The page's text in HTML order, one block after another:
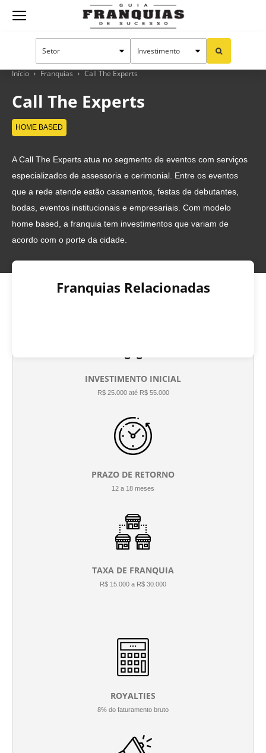
Guia
Franquias
Sucesso
Início Franquias Call The Experts
Call The Experts
HOME BASED
A Call The Experts atua no segmento de eventos com serviços
especializados de assessoria e cerimonial. Entre os eventos
que a rede atende estão casamentos, festas de debutantes,
bodas, eventos institucionais e empresariais. Com modelo
home based, a franquia tem investimentos que variam de
acordo com o porte da cidade.
Franquias Relacionadas
INVESTIMENTO INICIAL
R$ 25.000 até R$ 55.000
PRAZO DE RETORNO
12 a 18 meses
TAXA DE FRANQUIA
R$ 15.000 a R$ 30.000
ROYALTIES
8% do faturamento bruto